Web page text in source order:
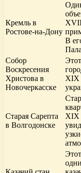
Кремль в
Ростове-на-Дону
В
Собор
Воскресения
Христова в
Новочеркасске
XIX
Старая Сарепта
в Волгодонске
XIX